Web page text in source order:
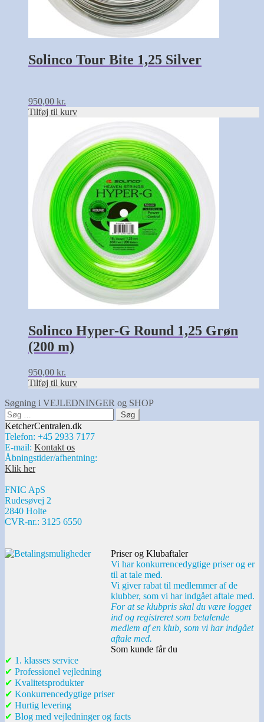
Solinco Tour Bite 1,25 Silver
950,00 kr.
Tilføj til kurv
Solinco Hyper-G Round 1,25 Grøn
(200 m)
950,00 kr.
Tilføj til kurv
Søgning i VEJLEDNINGER og SHOP
Søg
efter:
KetcherCentralen.dk
Telefon: +45 2933 7177
E-mail: Kontakt os
Åbningstider/afhentning:
Klik her
FNIC ApS
Rudesøvej 2
2840 Holte
CVR-nr.: 3125 6550
Priser og Klubaftaler
Vi har konkurrencedygtige priser og er
til at tale med.
Vi giver rabat til medlemmer af de
klubber, som vi har indgået aftale med.
For at se klubpris skal du være logget
ind og registreret som betalende
medlem af en klub, som vi har indgået
aftale med.
Som kunde får du
✔ 1. klasses service
✔ Professionel vejledning
✔ Kvalitetsprodukter
✔ Konkurrencedygtige priser
✔ Hurtig levering
✔ Blog med vejledninger og facts